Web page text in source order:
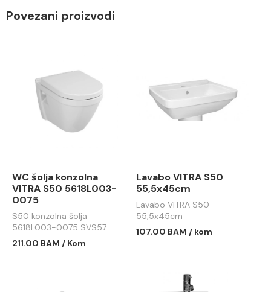
Povezani proizvodi
WC šolja konzolna
VITRA S50 5618L003-
0075
S50 konzolna šolja
5618L003-0075 SVS57
211.00 BAM / Kom
Lavabo VITRA S50
55,5x45cm
Lavabo VITRA S50
55,5x45cm
107.00 BAM / kom